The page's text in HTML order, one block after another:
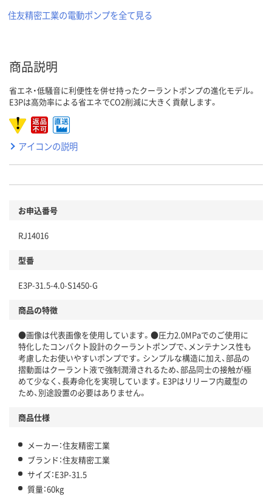
住友精密工業の電動ポンプを全て見る
商品説明
省エネ・低騒音に利便性を併せ持ったクーラントポンプの進化モデル。
E3Pは高効率による省エネでCO2削減に大きく貢献します。
アイコンの説明
お申込番号
RJ14016
型番
E3P-31.5-4.0-S1450-G
商品の特徴
●画像は代表画像を使用しています。●圧力2.0MPaでのご使用に
特化したコンパクト設計のクーラントポンプで、メンテナンス性も
考慮したお使いやすいポンプです。シンプルな構造に加え、部品の
摺動面はクーラント液で強制潤滑されるため、部品同士の接触が極
めて少なく、長寿命化を実現しています。E3Pはリリーフ内蔵型の
ため、別途設置の必要はありません。
商品仕様
メーカー：住友精密工業
ブランド：住友精密工業
サイズ：E3P-31.5
質量：60kg